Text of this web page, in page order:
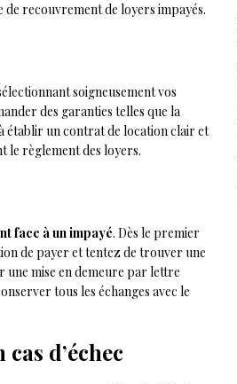
recouvrement de loyers impayés.
soigneusement vos
des garanties telles que la
établir un contrat de location clair et
le règlement des loyers.
face à un impayé. Dès le premier
de payer et tentez de trouver une
une mise en demeure par lettre
tous les échanges avec le
d’échec